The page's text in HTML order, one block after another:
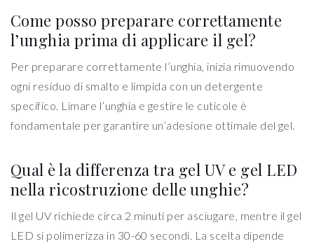
Come posso preparare correttamente
l’unghia prima di applicare il gel?
Per preparare correttamente l’unghia, inizia rimuovendo
ogni residuo di smalto e limpida con un detergente
specifico. Limare l’unghia e gestire le cuticole è
fondamentale per garantire un’adesione ottimale del gel.
Qual è la differenza tra gel UV e gel LED
nella ricostruzione delle unghie?
Il gel UV richiede circa 2 minuti per asciugare, mentre il gel
LED si polimerizza in 30-60 secondi. La scelta dipende